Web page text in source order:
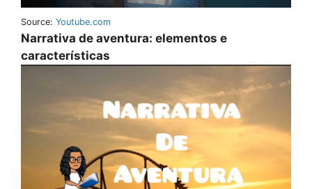
Source: Youtube.com
Narrativa de aventura: elementos e
características